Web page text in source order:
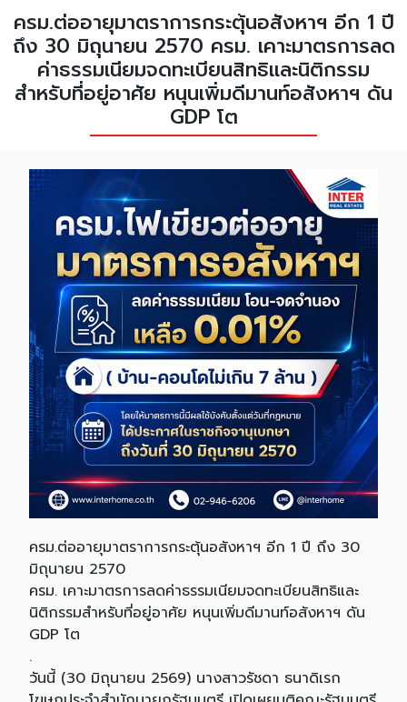
ครม.ต่ออายุมาตราการกระตุ้นอสังหาฯ อีก 1 ปี
ถึง 30 มิถุนายน 2570 ครม. เคาะมาตรการลด
ค่าธรรมเนียมจดทะเบียนสิทธิและนิติกรรม
สำหรับที่อยู่อาศัย หนุนเพิ่มดีมานท์อสังหาฯ ดัน
GDP โต
ครม.ต่ออายุมาตราการกระตุ้นอสังหาฯ อีก 1 ปี ถึง 30
มิถุนายน 2570
ครม. เคาะมาตรการลดค่าธรรมเนียมจดทะเบียนสิทธิและ
นิติกรรมสำหรับที่อยู่อาศัย หนุนเพิ่มดีมานท์อสังหาฯ ดัน
GDP โต
.
วันนี้ (30 มิถุนายน 2569) นางสาวรัชดา ธนาดิเรก